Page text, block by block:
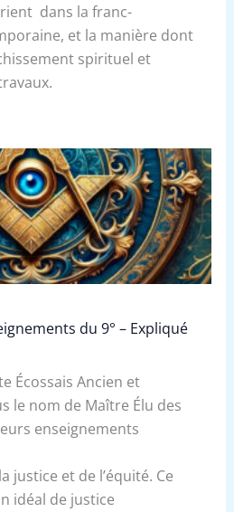
dans la franc-
et la manière dont
spirituel et
du 9° – Expliqué
Écossais Ancien et
le nom de Maître Élu des
enseignements
justice et de l’équité. Ce
idéal de justice